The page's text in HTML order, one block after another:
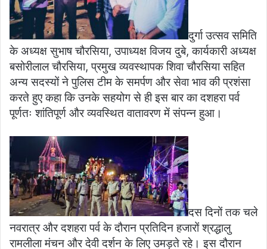
दुर्गा उत्सव समिति
के अध्यक्ष सुभाष चौरसिया, उपाध्यक्ष विजय दुबे, कार्यकारी अध्यक्ष
बसोरीलाल चौरसिया, प्रमुख व्यवस्थापक शिवा चौरसिया सहित
अन्य सदस्यों ने पुलिस टीम के समर्पण और सेवा भाव की प्रशंसा
करते हुए कहा कि उनके सहयोग से ही इस बार का दशहरा पर्व
पूर्णतः शांतिपूर्ण और व्यवस्थित वातावरण में संपन्न हुआ।
दस दिनों तक चले
नवरात्र और दशहरा पर्व के दौरान प्रतिदिन हजारों श्रद्धालु
रामलीला मंचन और देवी दर्शन के लिए उमड़ते रहे। इस दौरान